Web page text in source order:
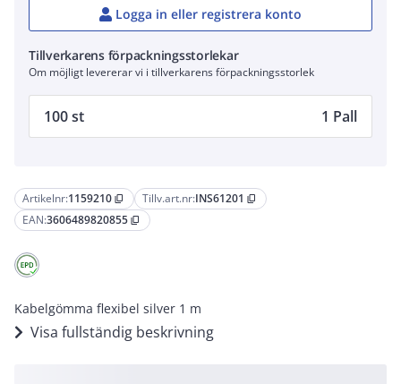
Artikelnr:1159210 content_copy Tillv.art.nr:INS61201 content_copy
EAN:3606489820855 content_copy
Kabelgömma flexibel silver 1 m
Visa fullständig beskrivning
Logga in eller registrera konto
Tillverkarens förpackningsstorlekar
Om möjligt levererar vi i tillverkarens förpackningsstorlek
100 st 1 Pall